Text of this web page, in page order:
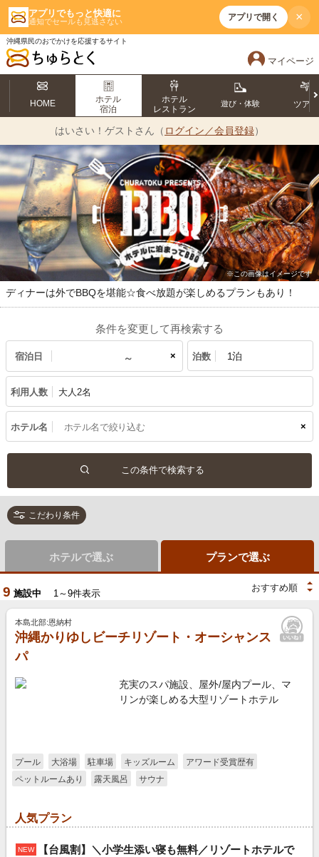
アプリでもっと快適に
通知でセールも見逃さない アプリで開く ×
沖縄県民のおでかけを応援するサイト
マイページ
HOME
ホテル
宿泊
ホテル
レストラン
遊び・体験 ツアー
はいさい！ ゲストさん（ ログイン／会員登録）
※この画像はイメージです
ディナーは外でBBQを堪能☆食べ放題が楽しめるプランもあり！
条件を変更して再検索する
宿泊日 × 泊数
利用人数 大人2名
ホテル名 ×
こだわり条件
ホテルで選ぶ プランで選ぶ
9 施設中 1～9件表示
本島北部:恩納村
沖縄かりゆしビーチリゾート・オーシャンス
パ
充実のスパ施設、屋外/屋内プール、マ
リンが楽しめる大型リゾートホテル
プール 大浴場 駐車場 キッズルーム
アワード受賞歴有
ペットルームあり
露天風呂 サウナ
人気プラン
NEW
【台風割】＼小学生添い寝も無料／リゾートホテルで